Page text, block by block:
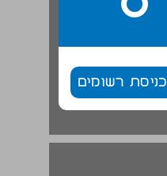
כניסת רשומים